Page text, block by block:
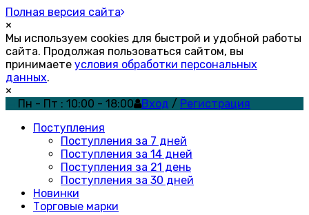
Полная версия сайта
×
Мы используем cookies для быстрой и удобной работы
сайта. Продолжая пользоваться сайтом, вы
принимаете условия обработки персональных
данных.
×
Пн - Пт : 10:00 - 18:00
Вход / Регистрация
Поступления
Поступления за 7 дней
Поступления за 14 дней
Поступления за 21 день
Поступления за 30 дней
Новинки
Торговые марки